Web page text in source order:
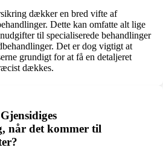
dækker en bred vifte af
Dette kan omfatte alt lige
til specialiserede behandlinger
Det er dog vigtigt at
grundigt for at få en detaljeret
dækkes.
når det kommer til